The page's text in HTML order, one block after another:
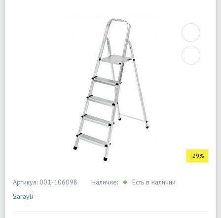
-29%
Артикул: 001-106098 Наличие:
Есть в наличии
Sarayli